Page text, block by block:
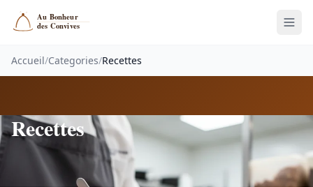
Accueil/Categories/Recettes
Recettes